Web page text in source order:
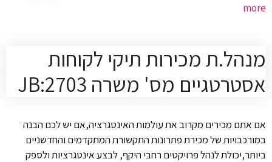
more
מנהל.ת מכירות תיקי לקוחות
אסטרטגיים מס' משרה 2703:JB
אם אתם מכירים מקרוב את עולמות האינטגרציה,אם יש לכם הבנה
במורכבויות של מכירת פתרונות התקשורת המתקדמים והחדשניים
ביותר,יכולת לנהל פרויקטים רחבי היקף, לבצע אינטגרציות ולספק